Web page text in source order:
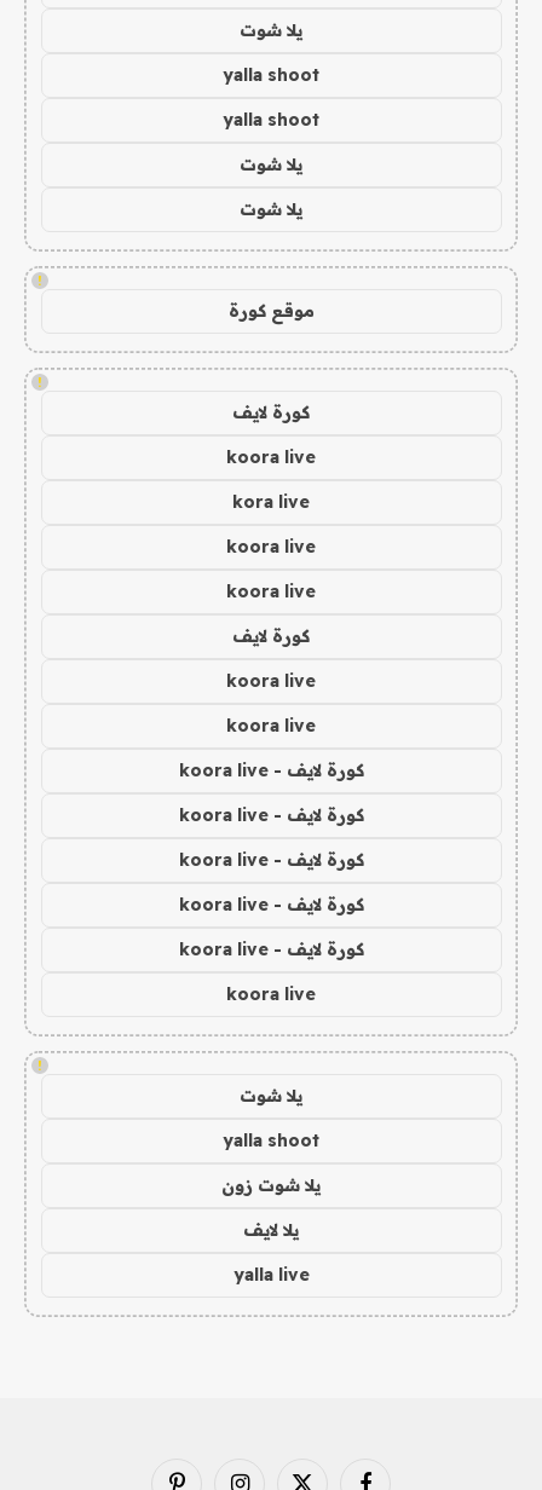
يلا شوت
yalla shoot
yalla shoot
يلا شوت
يلا شوت
!
موقع كورة
!
كورة لايف
koora live
kora live
koora live
koora live
كورة لايف
koora live
koora live
كورة لايف - koora live
كورة لايف - koora live
كورة لايف - koora live
كورة لايف - koora live
كورة لايف - koora live
koora live
!
يلا شوت
yalla shoot
يلا شوت زون
يلا لايف
yalla live